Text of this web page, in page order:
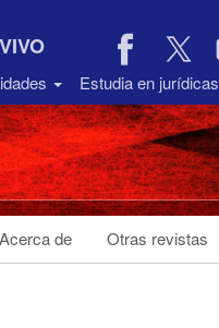
Estudia en jurídicas
Acerca de Otras revistas